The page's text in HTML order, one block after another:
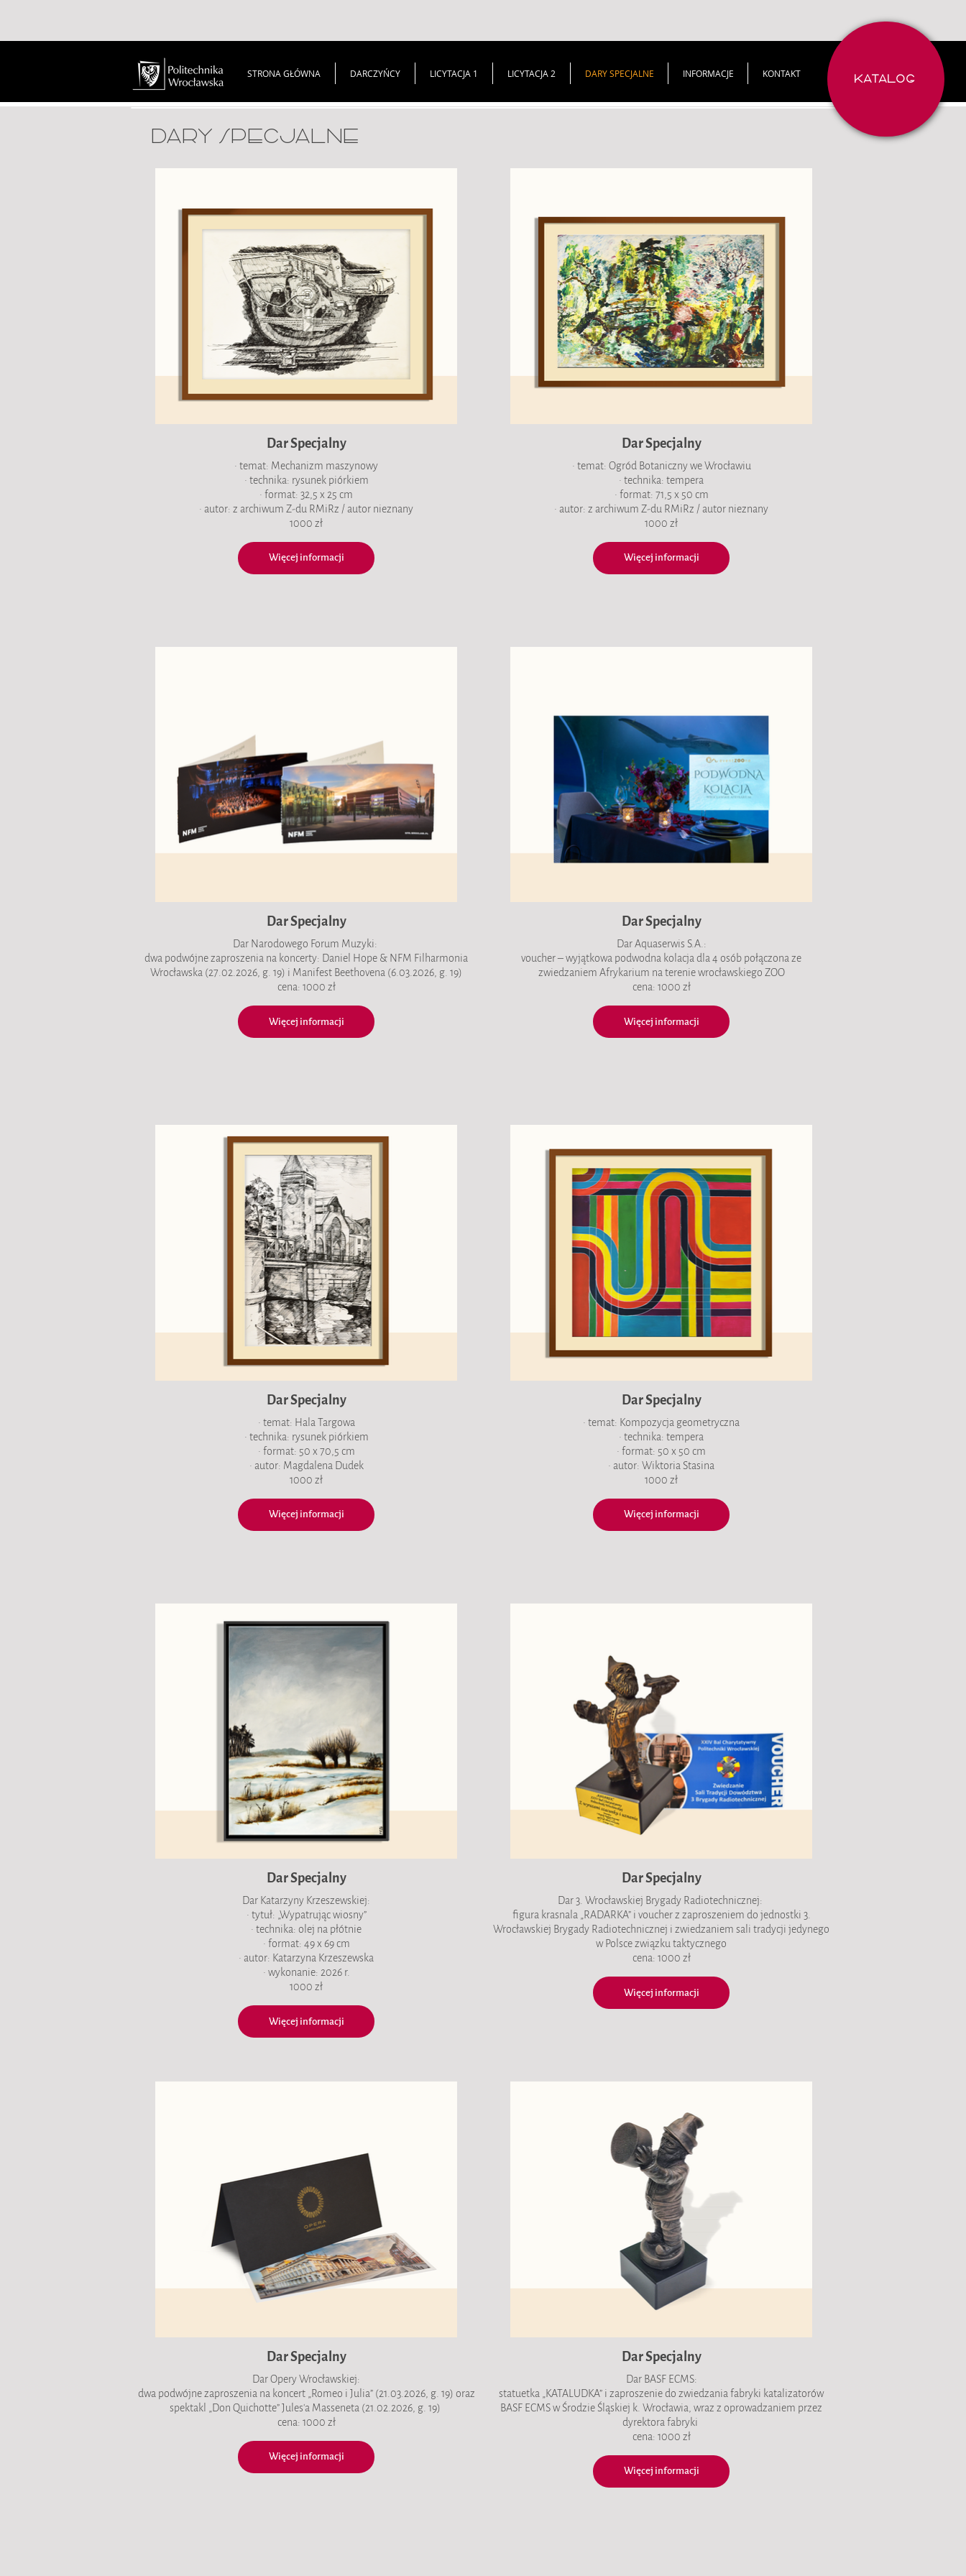
KATALOG
STRONA GŁÓWNA DARCZYŃCY LICYTACJA 1 LICYTACJA 2 DARY SPECJALNE INFORMACJE KONTAKT
DARY SPECJALNE
Dar Specjalny
• temat: Mechanizm maszynowy
• technika: rysunek piórkiem
• format: 32,5 x 25 cm
• autor: z archiwum Z-du RMiRz / autor nieznany
1000 zł
Więcej informacji
Dar Specjalny
• temat: Ogród Botaniczny we Wrocławiu
• technika: tempera
• format: 71,5 x 50 cm
• autor: z archiwum Z-du RMiRz / autor nieznany
1000 zł
Więcej informacji
Dar Specjalny
Dar Narodowego Forum Muzyki:
dwa podwójne zaproszenia na koncerty: Daniel Hope & NFM Filharmonia
Wrocławska (27.02.2026, g. 19) i Manifest Beethovena (6.03.2026, g. 19)
cena: 1000 zł
Więcej informacji
Dar Specjalny
Dar Aquaserwis S.A.:
voucher – wyjątkowa podwodna kolacja dla 4 osób połączona ze
zwiedzaniem Afrykarium na terenie wrocławskiego ZOO
cena: 1000 zł
Więcej informacji
Dar Specjalny
• temat: Hala Targowa
• technika: rysunek piórkiem
• format: 50 x 70,5 cm
• autor: Magdalena Dudek
1000 zł
Więcej informacji
Dar Specjalny
• temat: Kompozycja geometryczna
• technika: tempera
• format: 50 x 50 cm
• autor: Wiktoria Stasina
1000 zł
Więcej informacji
Dar Specjalny
Dar Katarzyny Krzeszewskiej:
• tytuł: „Wypatrując wiosny”
• technika: olej na płótnie
• format: 49 x 69 cm
• autor: Katarzyna Krzeszewska
• wykonanie: 2026 r.
1000 zł
Więcej informacji
Dar Specjalny
Dar 3. Wrocławskiej Brygady Radiotechnicznej:
figura krasnala „RADARKA” i voucher z zaproszeniem do jednostki 3.
Wrocławskiej Brygady Radiotechnicznej i zwiedzaniem sali tradycji jedynego
w Polsce związku taktycznego
cena: 1000 zł
Więcej informacji
Dar Specjalny
Dar Opery Wrocławskiej:
dwa podwójne zaproszenia na koncert „Romeo i Julia” (21.03.2026, g. 19) oraz
spektakl „Don Quichotte” Jules'a Masseneta (21.02.2026, g. 19)
cena: 1000 zł
Więcej informacji
Dar Specjalny
Dar BASF ECMS:
statuetka „KATALUDKA” i zaproszenie do zwiedzania fabryki katalizatorów
BASF ECMS w Środzie Śląskiej k. Wrocławia, wraz z oprowadzaniem przez
dyrektora fabryki
cena: 1000 zł
Więcej informacji